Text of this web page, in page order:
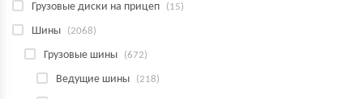
Грузовые диски на прицеп (15)
Шины (2068)
Грузовые шины (672)
Ведущие шины (218)